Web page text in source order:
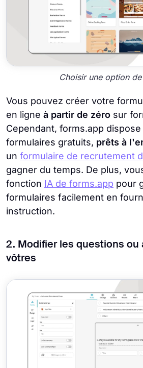
Choisir une option
Vous pouvez créer votre
en ligne à partir de zéro sur
Cependant, forms.app
formulaires gratuits, prêts à
un formulaire de recrutement
gagner du temps. De plus,
fonction IA de forms.app pour
formulaires facilement en
instruction.
2. Modifier les questions ou
vôtres